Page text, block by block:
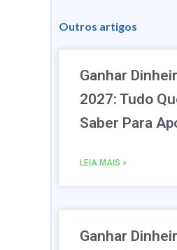
Outros artigos
Ganhar
2027: Tudo
Saber Para
LEIA MAIS »
Ganhar